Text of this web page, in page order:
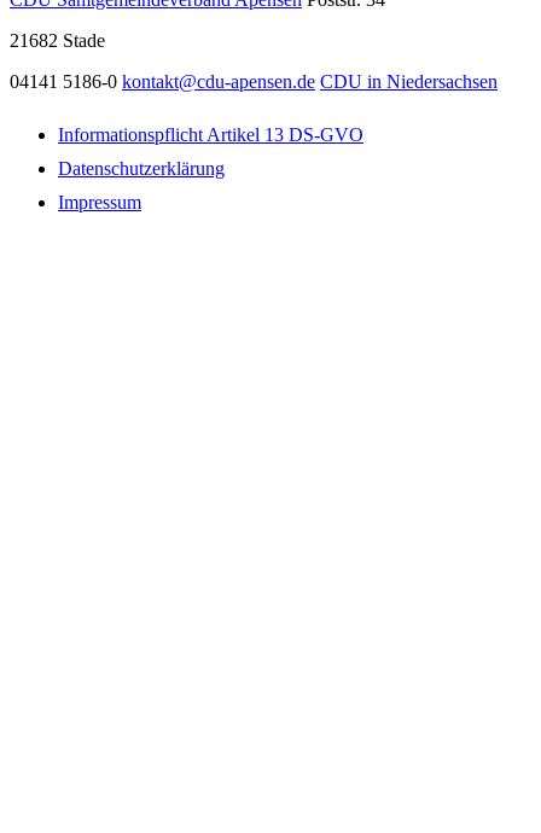
21682 Stade
04141 5186-0 kontakt@cdu-apensen.de CDU in Niedersachsen
Informationspflicht Artikel 13 DS-GVO
Datenschutzerklärung
Impressum